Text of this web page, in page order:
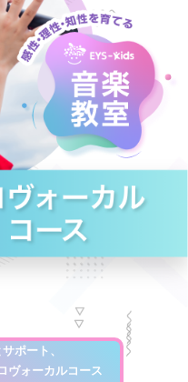
ポート、
ヴォーカルコース